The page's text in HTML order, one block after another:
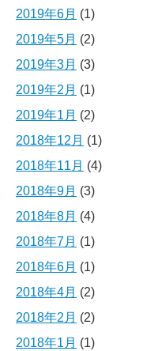
2019年6月 (1)
2019年5月 (2)
2019年3月 (3)
2019年2月 (1)
2019年1月 (2)
2018年12月 (1)
2018年11月 (4)
2018年9月 (3)
2018年8月 (4)
2018年7月 (1)
2018年6月 (1)
2018年4月 (2)
2018年2月 (2)
2018年1月 (1)